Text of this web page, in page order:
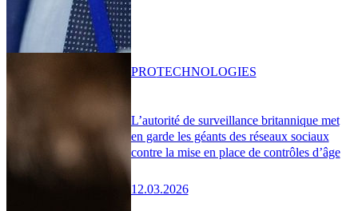
L’autorité de surveillance britannique met
en garde les géants des réseaux sociaux
contre la mise en place de contrôles d’âge
12.03.2026
PROTECHNOLOGIES